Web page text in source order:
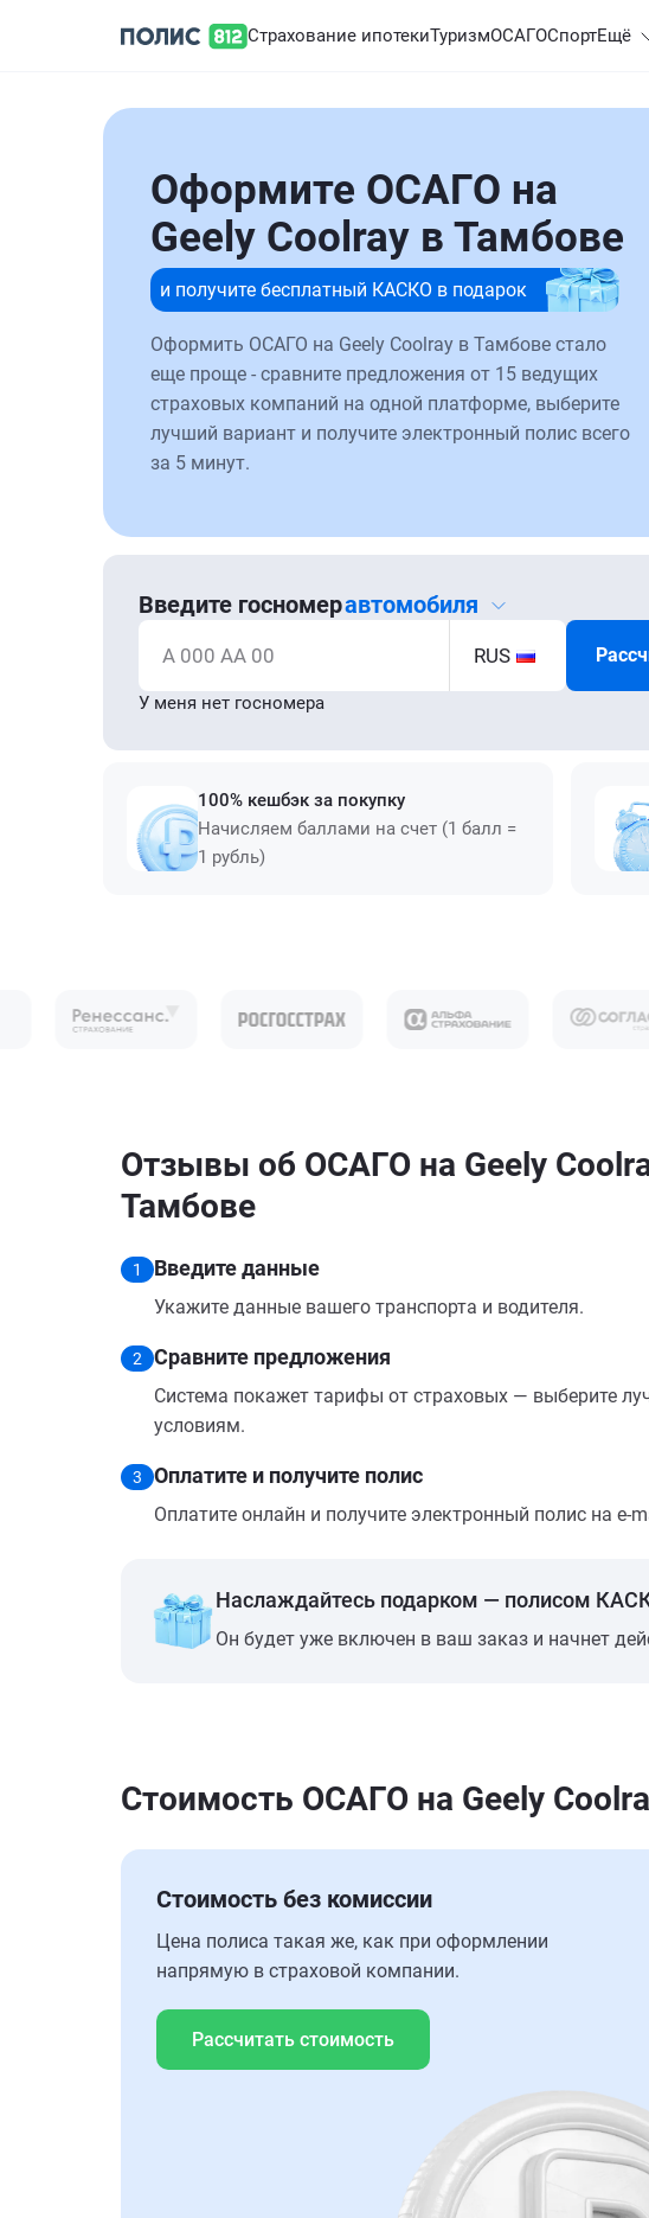
Страхование ипотекиТуризмОСАГОСпортЕщё
Оформите ОСАГО на
Geely Coolray в Тамбове
и получите бесплатный КАСКО в подарок
Оформить ОСАГО на Geely Coolray в Тамбове стало
еще проще - сравните предложения от 15 ведущих
страховых компаний на одной платформе, выберите
лучший вариант и получите электронный полис всего
за 5 минут.
Введите госномеравтомобиля
А 000 АА 00 RUS
У меня нет госномера
100% кешбэк за покупку
Начисляем баллами на счет (1 балл =
1 рубль)
Отзывы об ОСАГО на Geely
Тамбове
1 Введите данные
Укажите данные вашего транспорта и водителя.
2 Сравните предложения
Система покажет тарифы от страховых — выберите
условиям.
3 Оплатите и получите полис
Оплатите онлайн и получите электронный полис на e-
Наслаждайтесь подарком — полисом
Он будет уже включен в ваш заказ и начнет
Стоимость ОСАГО на Geely
Стоимость без комиссии
Цена полиса такая же, как при оформлении
напрямую в страховой компании.
Рассчитать стоимость